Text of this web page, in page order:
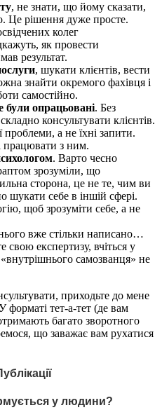
, не знати, що йому сказати,
Це рішення дуже просте.
колег
як провести
результат.
, шукати клієнтів, вести
знайти окремого фахівця і
самостійно.
були опрацьовані. Без
консультувати клієнтів.
а не їхні запити.
працювати з ним.
. Варто чесно
зрозуміли, що
сторона, це не те, чим ви
шукати себе в іншій сфері.
щоб зрозуміти себе, а не
вже стільки написано…
свою експертизу, вчіться у
самозванця» не
приходьте до мене
форматі тет-а-тет (де вам
багато зворотного
що заважає вам рухатися
у людини?